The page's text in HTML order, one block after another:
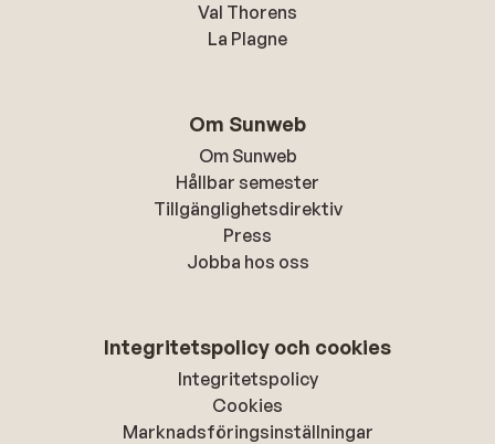
Val Thorens
La Plagne
Om Sunweb
Om Sunweb
Hållbar semester
Tillgänglighetsdirektiv
Press
Jobba hos oss
Integritetspolicy och cookies
Integritetspolicy
Cookies
Marknadsföringsinställningar